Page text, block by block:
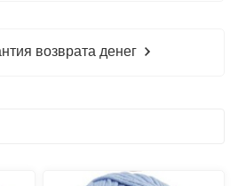
возврата денег